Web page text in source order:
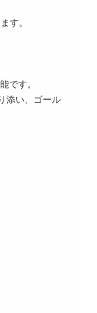
す。
です。
添い、ゴール